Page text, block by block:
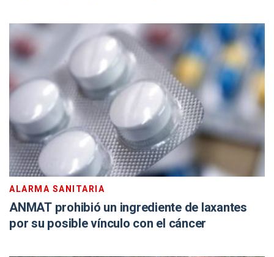
ALARMA SANITARIA
ANMAT prohibió un ingrediente de laxantes
por su posible vínculo con el cáncer